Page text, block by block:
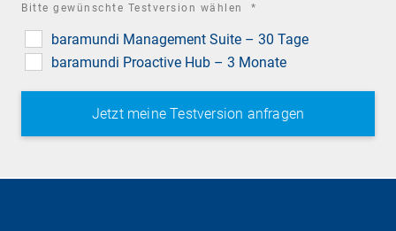
Bitte gewünschte Testversion wählen *
baramundi Management Suite – 30 Tage
baramundi Proactive Hub – 3 Monate